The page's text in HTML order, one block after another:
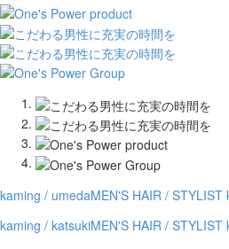
kaming / umedaMEN'S HAIR / STYLIST
kaming / katsukiMEN'S HAIR /